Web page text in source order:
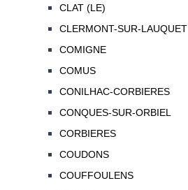
CLAT (LE)
CLERMONT-SUR-LAUQUET
COMIGNE
COMUS
CONILHAC-CORBIERES
CONQUES-SUR-ORBIEL
CORBIERES
COUDONS
COUFFOULENS